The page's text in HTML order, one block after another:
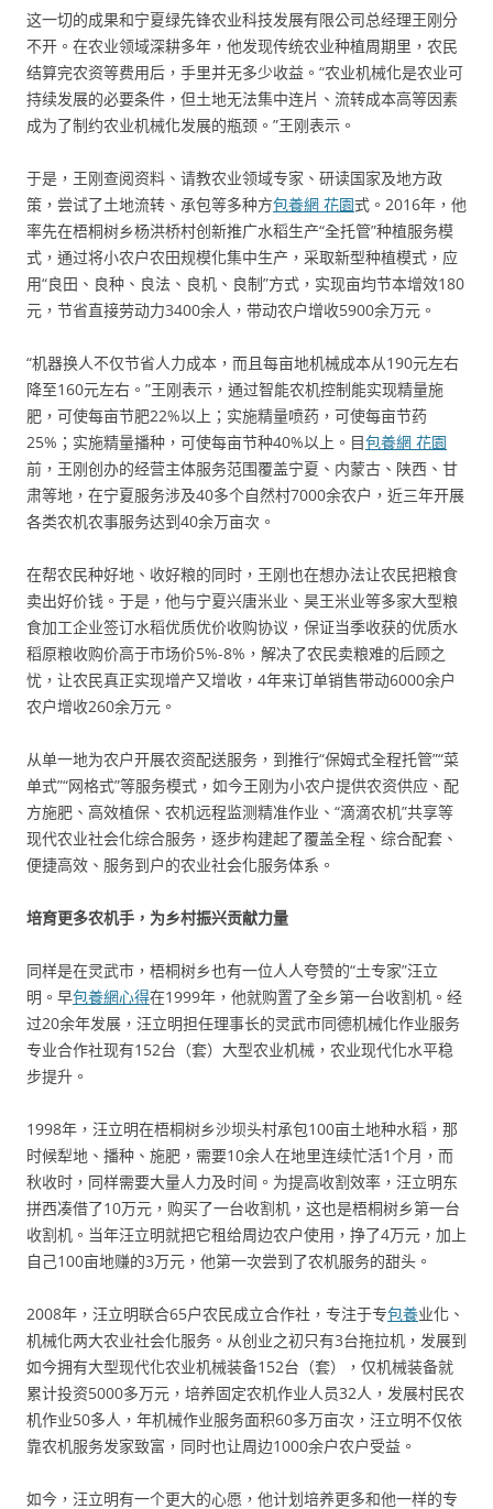
这一切的成果和宁夏绿先锋农业科技发展有限公司总经理王刚分
不开。在农业领域深耕多年，他发现传统农业种植周期里，农民
结算完农资等费用后，手里并无多少收益。“农业机械化是农业可
持续发展的必要条件，但土地无法集中连片、流转成本高等因素
成为了制约农业机械化发展的瓶颈。”王刚表示。
于是，王刚查阅资料、请教农业领域专家、研读国家及地方政
策，尝试了土地流转、承包等多种方包養網 花園式。2016年，他
率先在梧桐树乡杨洪桥村创新推广水稻生产“全托管”种植服务模
式，通过将小农户农田规模化集中生产，采取新型种植模式，应
用“良田、良种、良法、良机、良制”方式，实现亩均节本增效180
元，节省直接劳动力3400余人，带动农户增收5900余万元。
“机器换人不仅节省人力成本，而且每亩地机械成本从190元左右
降至160元左右。”王刚表示，通过智能农机控制能实现精量施
肥，可使每亩节肥22%以上；实施精量喷药，可使每亩节药
25%；实施精量播种，可使每亩节种40%以上。目包養網 花園
前，王刚创办的经营主体服务范围覆盖宁夏、内蒙古、陕西、甘
肃等地，在宁夏服务涉及40多个自然村7000余农户，近三年开展
各类农机农事服务达到40余万亩次。
在帮农民种好地、收好粮的同时，王刚也在想办法让农民把粮食
卖出好价钱。于是，他与宁夏兴唐米业、昊王米业等多家大型粮
食加工企业签订水稻优质优价收购协议，保证当季收获的优质水
稻原粮收购价高于市场价5%-8%，解决了农民卖粮难的后顾之
忧，让农民真正实现增产又增收，4年来订单销售带动6000余户
农户增收260余万元。
从单一地为农户开展农资配送服务，到推行“保姆式全程托管”“菜
单式”“网格式”等服务模式，如今王刚为小农户提供农资供应、配
方施肥、高效植保、农机远程监测精准作业、“滴滴农机”共享等
现代农业社会化综合服务，逐步构建起了覆盖全程、综合配套、
便捷高效、服务到户的农业社会化服务体系。
培育更多农机手，为乡村振兴贡献力量
同样是在灵武市，梧桐树乡也有一位人人夸赞的“土专家”汪立
明。早包養網心得在1999年，他就购置了全乡第一台收割机。经
过20余年发展，汪立明担任理事长的灵武市同德机械化作业服务
专业合作社现有152台（套）大型农业机械，农业现代化水平稳
步提升。
1998年，汪立明在梧桐树乡沙坝头村承包100亩土地种水稻，那
时候犁地、播种、施肥，需要10余人在地里连续忙活1个月，而
秋收时，同样需要大量人力及时间。为提高收割效率，汪立明东
拼西凑借了10万元，购买了一台收割机，这也是梧桐树乡第一台
收割机。当年汪立明就把它租给周边农户使用，挣了4万元，加上
自己100亩地赚的3万元，他第一次尝到了农机服务的甜头。
2008年，汪立明联合65户农民成立合作社，专注于专包養业化、
机械化两大农业社会化服务。从创业之初只有3台拖拉机，发展到
如今拥有大型现代化农业机械装备152台（套），仅机械装备就
累计投资5000多万元，培养固定农机作业人员32人，发展村民农
机作业50多人，年机械作业服务面积60多万亩次，汪立明不仅依
靠农机服务发家致富，同时也让周边1000余户农户受益。
如今，汪立明有一个更大的心愿，他计划培养更多和他一样的专